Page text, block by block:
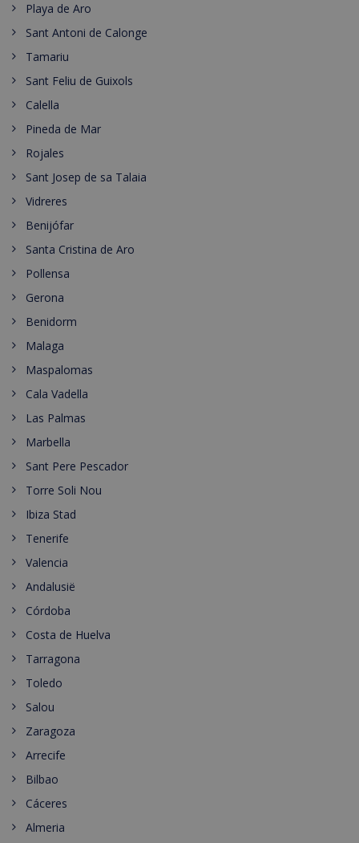
Playa de Aro
Sant Antoni de Calonge
Tamariu
Sant Feliu de Guixols
Calella
Pineda de Mar
Rojales
Sant Josep de sa Talaia
Vidreres
Benijófar
Santa Cristina de Aro
Pollensa
Gerona
Benidorm
Malaga
Maspalomas
Cala Vadella
Las Palmas
Marbella
Sant Pere Pescador
Torre Soli Nou
Ibiza Stad
Tenerife
Valencia
Andalusië
Córdoba
Costa de Huelva
Tarragona
Toledo
Salou
Zaragoza
Arrecife
Bilbao
Cáceres
Almeria